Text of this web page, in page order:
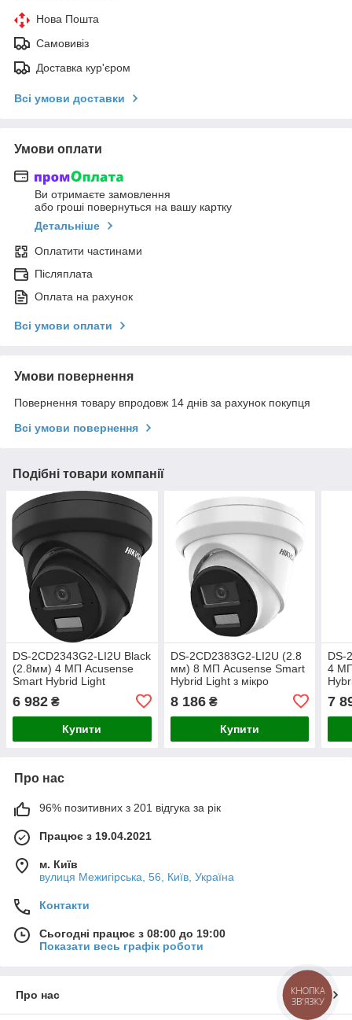
Нова Пошта
Самовивіз
Доставка кур'єром
Всі умови доставки
Умови оплати
Ви отримаєте замовлення
або гроші повернуться на вашу картку
Детальніше
Оплатити частинами
Післяплата
Оплата на рахунок
Всі умови оплати
Умови повернення
Повернення товару впродовж 14 днів за рахунок покупця
Всі умови повернення
Подібні товари компанії
DS-2CD2343G2-LI2U Black
(2.8мм) 4 МП Acusense
Smart Hybrid Light
6 982 ₴
Купити
DS-2CD2383G2-LI2U (2.8
мм) 8 МП Acusense Smart
Hybrid Light з мікро
8 186₴
Купити
DS-
4
7
Про нас
96% позитивних з 201 відгука за рік
Працює з 19.04.2021
м. Київ
вулиця Межигірська, 56, Київ, Україна
Контакти
Сьогодні працює з 08:00 до 19:00
Показати весь графік роботи
Про нас
КНОПКА
ЗВ'ЯЗКУ